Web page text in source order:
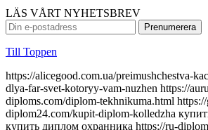
LÄS VÅRT NYHETSBREV
Till Toppen
https://alicegood.com.ua/preimushchestva-kachestvennogo-stekla-dlya-far-svet-kotoryy-vam-nuzhen https://aurus-diploms.com/diplom-tekhnikuma.html https://gosznac-diplom24.com/kupit-diplom-kolledzha купить диплом бакалавра купить диплом охранника https://ru-diplomirovans.com/аттестат-9-классов https://lands-diplomix.com/goroda/orenburg.html купить диплом в ростове-на-дону https://diploman-dok.com/svidetelstvo-o-rozhdenii-sssr1 купить диплом о среднем образовании https://radiplomy.com/kupit-diplom-onlajn https://originality-diplomix.com/маркетолог купить диплом о среднем образовании https://rusd-diploms.com/diplomyi-sssr.html купить диплом в омске https://try-kolduna.com.ua/where-to-buy-bilead-lens.html https://silvestry.com.ua/top-5-powerful-bilead.html http://apartments.dp.ua/optima-bilead-review.html http://companion.com.ua/laser-bilead-future.html http://slovakia.kiev.ua/h7-bilead-lens-guide.html https://join.com.ua/h4-bilead-lens-guide.html https://kfek.org.ua/focus2-bilead-install.html https://lift-load.com.ua/dual-chip-bilead-lens.html http://davinci-design.com.ua/bolt-mount-bilead.html http://funhost.org.ua/bilead-test-drive.html http://comfortdeluxe.com.ua/bilead-selection-criteria.html http://shopsecret.com.ua/bilead-principles.html https://firma.com.ua/bilead-lens-revolution.html http://sun-shop.com.ua/bilead-lens-price-comparison.html https://para-dise.com.ua/bilead-lens-guide.html https://geliosfireworks.com.ua/bilead-installation-guide.html https://tops.net.ua/bilead-buyers-guide.html https://degustator.net.ua/bilead-2024-review.html https://oncology.com.ua/bilead-2022-rating.html https://shop4me.in.ua/bestselling-bilead-2023.html https://crazy-professor.com.ua/aozoom-bilead-review.html http://reklama-sev.com.ua/angel-eyes-bilead.html http://gollos.com.ua/angel-eyes-bilead.html http://jokes.com.ua/ams-bilead-review.html https://greenap.com.ua/adaptive-bilead-future.html http://kvn-tehno.com.ua/3-inch-bilead-market-review.html https://salesup.in.ua/3-inch-bilead-lens-guide.html http://compromat.in.ua/2-5-inch-bilead-lens-guide.html http://vlada.dp.ua/24v-bilead-truck.html https://i-medic.com.ua/steklo-dlya-far-avto-kak-vybrat-kachestvennuyu-zamenu https://renault-club.kiev.ua/zamena-stekla-far-avto-vse-chto-nuzhno-znat https://tehnoprice.in.ua/pochemu-vazhno-kachestvennoe-steklo-dlya-far-avto https://lifeinvest.com.ua/steklo-dlya-far-avto-obzor-populyarnyh-modeley https://warfare.com.ua/zamena-stekla-dlya-far-avto-poshagovaya-instruktsiya https://05161.com.ua/prozrachnost-i-stil-obnovlenie-stekla-far-dlya-avto https://brightwallpapers.com.ua/steklo-dlya-far-avto-kak-vybrat-dolgovechnyj-variant https://3dlevsha.com.ua/top-proizvoditelej-stekla-dlya-far-avto-v-2024-godu https://abank.com.ua/sovety-po-vyboru-stekla-dlya-far-avto-na-chto-obratit-vnimanie https://abshop.com.ua/zamena-stekla-na-farah-avto-kak-uluchshit-vidimost-i-stil https://alicegood.com.ua/preimushchestva-kachestvennogo-stekla-dlya-far-svet-kotoryy-vam-nuzhen https://artflo.com.ua/steklo-dlya-far-avto-obzor-byudzhetnyh-i-premialnyh-variantov https://atlantic-club.com.ua/kak-vybrat-prochnoe-steklo-dlya-far-kotoroe-prosluzhit-dolgo https://atelierdesdelices.com.ua/prozrachnost-i-dolgovechnost-zachem-menyat-steklo-far-avto http://510.com.ua/samostoyatelnaya-zamena-stekla-far-prakticheskie-sovety https://autostill.com.ua/steklo-dlya-far-avto-kak-zamena-uluchshit-osveshchenie-dorogi https://babyphotostar.com.ua/vyibiraem-steklo-dlya-far-rukovodstvo-po-stilyu-i-bezopasnosti https://bagit.com.ua/pochemu-stoit-investirovat-v-kachestvennoe-steklo-dlya https://bagstore.com.ua/problemy-so-steklom-far-kak-ikh-izbezhat-i-kogda-zamenit https://befirst.com.ua/sekrety-ukhoda-za-steklom-far-kak-prodlit-srok-sluzhby https://bike-drive.com.ua/steklo-dlya-far-obzor-novink-i-tendentsiy-2024 https://billiard-classic.com.ua/kakoe-steklo-dlya-far-luchshe-plyusy-i-minusy-razlichnykh-materialov https://ch-z.com.ua/steklo-dlya-far-kak-vybrat-po-tipu-avtomobilya-i-stilyu-vozdizheniya https://bestpeople.com.ua/chem-zamenit-povrezhdennoe-steklo-far-luchshie-alternativy https://daicond.com.ua/steklo-dlya-far-obsuzhdaem-vazhnost-dlya-bezopasnosti-na-doroge https://delavore.com.ua/bi-led-linzy-i-komponenty-provodnik-v-mir-yarkogo-i-chetogo-sveta https://brandwatches.com.ua/kak-bi-led-linzy-uluchshayut-vidimost-i-stil-avtomobilya https://dnmagazine.com.ua/komplekt-bi-led-linz-modernizatsiya-far https://blooms.com.ua/bi-led-linzy-komplektuyushie-vybor https://ameli-studio.com.ua/bi-led-linzy-i-komponenty-maksimum-sveta-pri-minimum-energozatrat https://euro-house.com.ua/kak-bi-led-linzy-vliyayut-na-bezopasnost-i-komfort-vodjeniya https://cpaday.com.ua/innovacii-v-osveshhenii-obzor-luchshih-bi-led-linz-i-komponentov https://cocoshop.com.ua/bi-led-linzy-kak-innovatsionnye-tekhnologii-menyayut-osveshchenie-avto https://cleanshop.com.ua/otkroyte-dlya-sebya-bi-led-linzy-luchshee-osveshchenie-dlya-vashego-avtomobilya https://dragee.com.ua/bi-led-linzy-revolyuciya-v-avtomobilnom-osveshchenii https://eximp.com.ua/komplekt-bi-led-linz-i-komponentov-dlya-idealnyh-far https://e-comex.com.ua/bi-led-linzy-dolgovechnost-i-mosh-sveta-v-komplekte https://elsig-opt.com.ua/budushchee-avtomobilnyh-far-pochemu-bi-led-linzy-novyi-standart https://emaidan.com.ua/bi-led-linzy-luchshiy-svet-dlya-avto https://esco-center.com.ua/stil-i-funkcionalnost-s-bi-led-linzami https://excl.com.ua/bi-led-linzy-svet-i-bezopasnost https://floristua.com.ua/bi-led-linzy-vybor-i-ustanovka https://forthouse.com.ua/umnoye-osveshcheniye-dlya-avto-bi-led-linzy https://footballfans.com.ua/5-prichin-dlya-upgrade-bi-led-linzy https://freeadverts.com.ua/bi-led-linzy-yarkost-i-stil http://istroy.com.ua/nochnye-poezdki-bi-led-linzy-vozmozhnosti https://jesus.com.ua/vsyo-o-bi-led-linzy-dlya-avto https://keslaser.com.ua/bi-led-linzy-dlya-idealnoy-vidimosti https://igrotech.com.ua/instruktsiya-po-vyboru-i-ustanovke-bi-led-linz https://incidents.com.ua/bi-led-linzy-dlya-professionalov-i-novichkov-rekomendatsii-po-ustanovke https://kolesiko.com.ua/linzy-dlya-far-avto-kak-vybrat-idealnye-dlya-vashego-avtomobilya https://infobus.com.ua/kak-linzy-dlya-far-izmenyayut-osveshchennost-i-stil-vashego-avto https://imperialgroup.com.ua/pochemu-stoit-ustanovit-linzy-v-fary-avto-osnovnye-preimushchestva https://leasing.com.ua/linzy-dlya-far-avto-kak-vybrat-luchshie-komponenty-dlya-optimalnogo-sveta https://igruli.com.ua/linzy-dlya-far-avto-chto-vazhno-uchityvat-pri-ustanovke-i-vybore https://